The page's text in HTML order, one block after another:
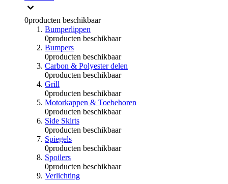
0producten beschikbaar
Bumperlippen
0producten beschikbaar
Bumpers
0producten beschikbaar
Carbon & Polyester delen
0producten beschikbaar
Grill
0producten beschikbaar
Motorkappen & Toebehoren
0producten beschikbaar
Side Skirts
0producten beschikbaar
Spiegels
0producten beschikbaar
Spoilers
0producten beschikbaar
Verlichting